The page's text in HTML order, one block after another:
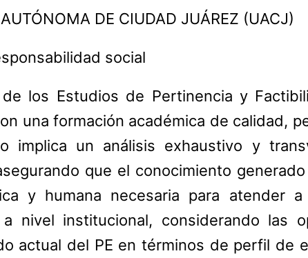
DE CIUDAD JUÁREZ (UACJ)
social
los Estudios de Pertinencia y
una formación académica de calidad,
implica un análisis exhaustivo y
que el conocimiento
y humana necesaria para atender
nivel institucional, considerando las
actual del PE en términos de perfil de